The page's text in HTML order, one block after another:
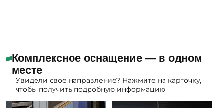
Комплексное оснащение — в одном
месте
Увидели своё направление? Нажмите на карточку,
чтобы получить подробную информацию